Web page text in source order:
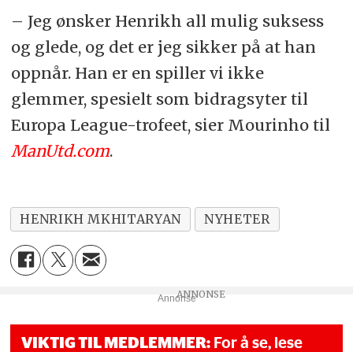
– Jeg ønsker Henrikh all mulig suksess
og glede, og det er jeg sikker på at han
oppnår. Han er en spiller vi ikke
glemmer, spesielt som bidragsyter til
Europa League-trofeet, sier Mourinho til
ManUtd.com.
HENRIKH MKHITARYAN NYHETER
Annonse
VIKTIG TIL MEDLEMMER: For å se, lese